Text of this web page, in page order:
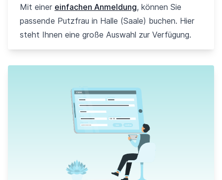
Mit einer einfachen Anmeldung, können Sie
passende Putzfrau in Halle (Saale) buchen. Hier
steht Ihnen eine große Auswahl zur Verfügung.